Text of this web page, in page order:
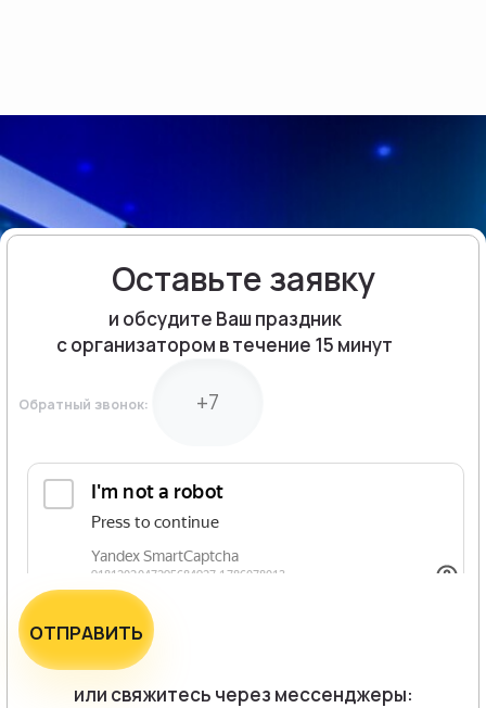
Оставьте заявку
и обсудите Ваш праздник
с организатором в течение 15 минут
Обратный звонок:
ОТПРАВИТЬ
или свяжитесь через мессенджеры: